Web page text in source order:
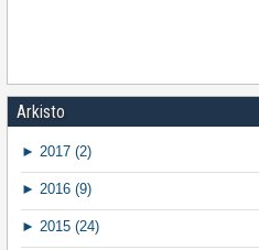
Arkisto
► 2017 (2)
► 2016 (9)
► 2015 (24)